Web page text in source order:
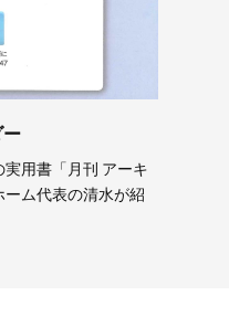
ー
用書「月刊 アーキ
ム代表の清水が紹